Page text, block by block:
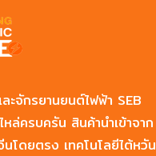
ะจักรยานยนต์ไฟฟ้า SEB
ล่ครบครัน สินค้านำเข้าจาก
โดยตรง เทคโนโลยีไต้หวัน